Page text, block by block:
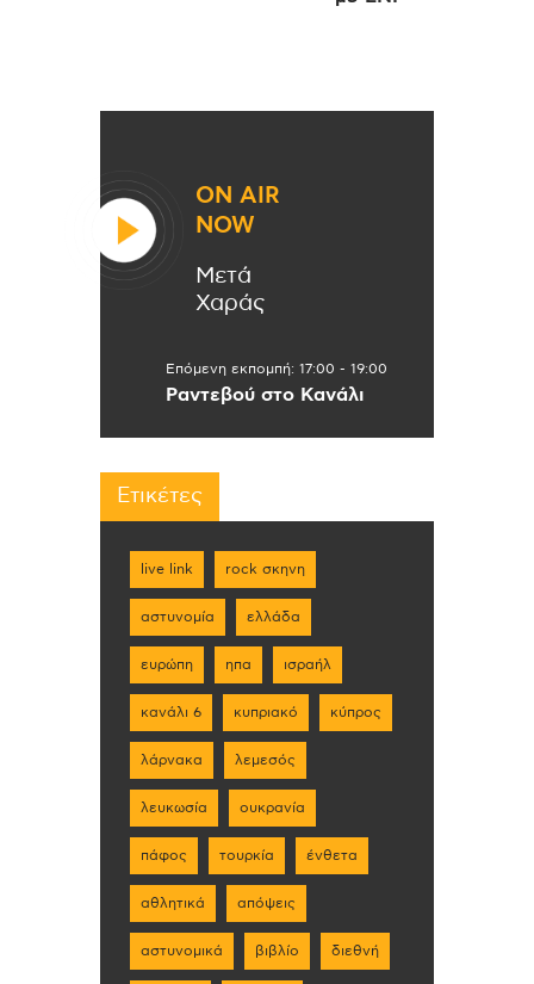
ON AIR
NOW
Μετά
Χαράς
Επόμενη εκπομπή: 17:00 - 19:00
Ραντεβού στο Κανάλι
Ετικέτες
live link rock σκηνη
αστυνομία ελλάδα
ευρώπη ηπα ισραήλ
κανάλι 6 κυπριακό κύπρος
λάρνακα λεμεσός
λευκωσία ουκρανία
πάφος τουρκία ένθετα
αθλητικά απόψεις
αστυνομικά βιβλίο διεθνή